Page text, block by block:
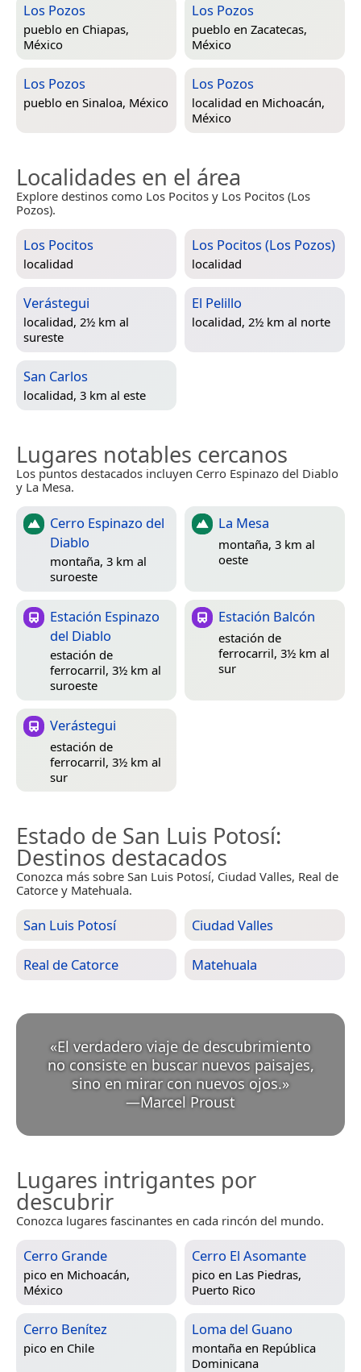
Los Pozos
pueblo en Chiapas,
México
Los Pozos
pueblo en Zacatecas,
México
Los Pozos
pueblo en Sinaloa, México
Los Pozos
localidad en Michoacán,
México
Localidades en el área
Explore destinos como Los Pocitos y Los Pocitos (Los
Pozos).
Los Pocitos
localidad
Los Pocitos (Los Pozos)
localidad
Verástegui
localidad, 2½ km al
sureste
El Pelillo
localidad, 2½ km al norte
San Carlos
localidad, 3 km al este
Lugares notables cercanos
Los puntos destacados incluyen Cerro Espinazo del Diablo
y La Mesa.
Cerro Espinazo del
Diablo
montaña, 3 km al
suroeste
La Mesa
montaña, 3 km al
oeste
Estación Espinazo
del Diablo
estación de
ferrocarril, 3½ km al
suroeste
Estación Balcón
estación de
ferrocarril, 3½ km al
sur
Verástegui
estación de
ferrocarril, 3½ km al
sur
Estado de San Luis Potosí:
Destinos destacados
Conozca más sobre San Luis Potosí, Ciudad Valles, Real de
Catorce y Matehuala.
San Luis Potosí Ciudad Valles
Real de Catorce Matehuala
«El verdadero viaje de descubrimiento
no consiste en buscar nuevos paisajes,
sino en mirar con nuevos ojos.
—Marcel Proust
Lugares intrigantes por
descubrir
Conozca lugares fascinantes en cada rincón del mundo.
Cerro Grande
pico en Michoacán,
México
Cerro El Asomante
pico en Las Piedras,
Puerto Rico
Cerro Benítez
pico en Chile
Loma del Guano
montaña en República
Dominicana